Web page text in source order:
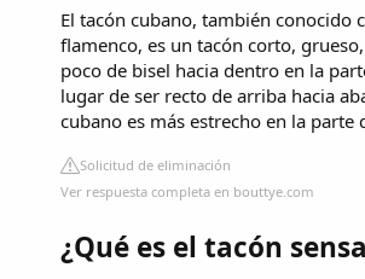
El tacón cubano, también conocido
flamenco, es un tacón corto,
poco de bisel hacia dentro en la
lugar de ser recto de arriba hacia
cubano es más estrecho en la parte
Solicitud de eliminación
Ver respuesta completa en bouttye.com
¿Qué es el tacón